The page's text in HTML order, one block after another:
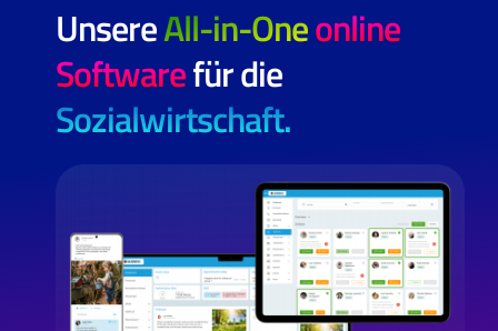
UnsereAll-in-Oneonline
Softwarefür die
Sozialwirtschaft.